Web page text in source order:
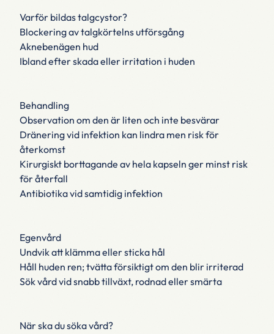
Varför bildas talgcystor?
Blockering av talgkörtelns utförsgång
Aknebenägen hud
Ibland efter skada eller irritation i huden
Behandling
Observation om den är liten och inte besvärar
Dränering vid infektion kan lindra men risk för
återkomst
Kirurgiskt borttagande av hela kapseln ger minst risk
för återfall
Antibiotika vid samtidig infektion
Egenvård
Undvik att klämma eller sticka hål
Håll huden ren; tvätta försiktigt om den blir irriterad
Sök vård vid snabb tillväxt, rodnad eller smärta
När ska du söka vård?